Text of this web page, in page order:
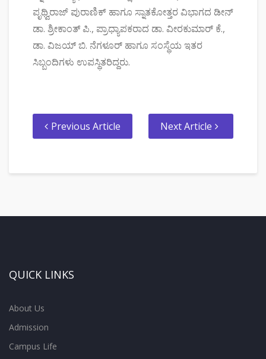
ಪೃಥ್ವಿರಾಜ್ ಪುರಾಣಿಕ್ ಹಾಗೂ ಸ್ನಾತಕೋತ್ತರ ವಿಭಾಗದ ಡೀನ್
ಡಾ. ಶ್ರೀಕಾಂತ್ ಪಿ., ಪ್ರಾಧ್ಯಾಪಕರಾದ ಡಾ. ವೀರಕುಮಾರ್ ಕೆ.,
ಡಾ. ವಿಜಯ್ ಬಿ. ನೆಗಳೂರ್ ಹಾಗೂ ಸಂಸ್ಥೆಯ ಇತರ
ಸಿಬ್ಬಂದಿಗಳು ಉಪಸ್ಥಿತರಿದ್ದರು.
Previous Article Next Article
QUICK LINKS
About Us
Admission
Campus Life